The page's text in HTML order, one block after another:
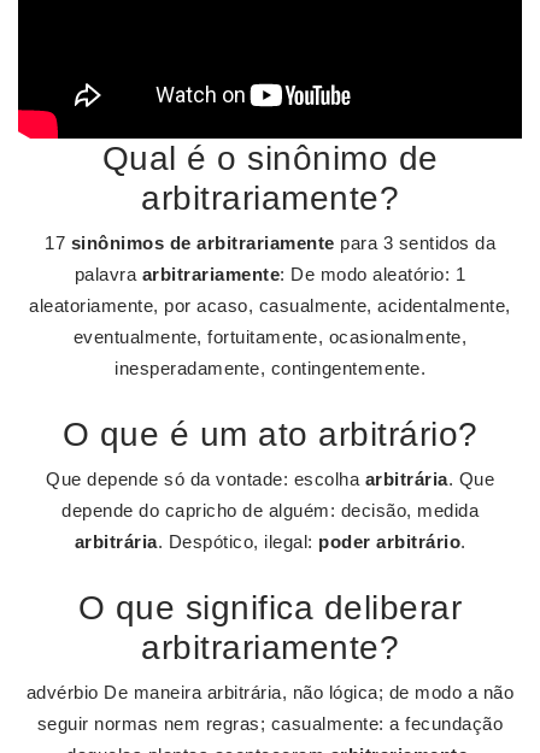
Qual é o sinônimo de
arbitrariamente?
17 sinônimos de arbitrariamente para 3 sentidos da
palavra arbitrariamente: De modo aleatório: 1
aleatoriamente, por acaso, casualmente, acidentalmente,
eventualmente, fortuitamente, ocasionalmente,
inesperadamente, contingentemente.
O que é um ato arbitrário?
Que depende só da vontade: escolha arbitrária. Que
depende do capricho de alguém: decisão, medida
arbitrária. Despótico, ilegal: poder arbitrário.
O que significa deliberar
arbitrariamente?
advérbio De maneira arbitrária, não lógica; de modo a não
seguir normas nem regras; casualmente: a fecundação